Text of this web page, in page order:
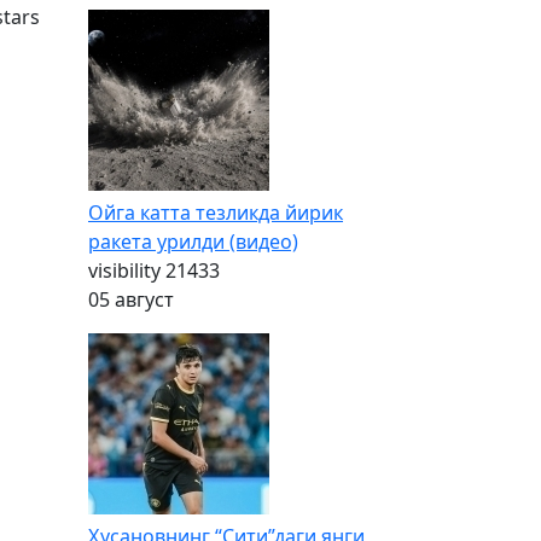
Ойга катта тезликда йирик
ракета урилди (видео)
visibility21433
05 август